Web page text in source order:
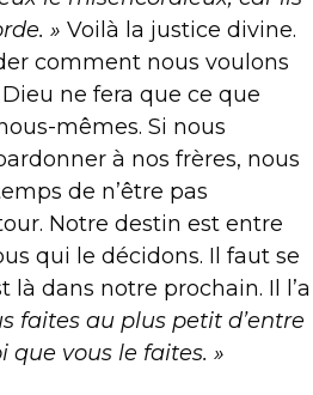
» Voilà la justice divine.
comment nous voulons
ne fera que ce que
mêmes. Si nous
à nos frères, nous
de n’être pas
Notre destin est entre
qui le décidons. Il faut se
là dans notre prochain. Il l’a
faites au plus petit d’entre
que vous le faites. »